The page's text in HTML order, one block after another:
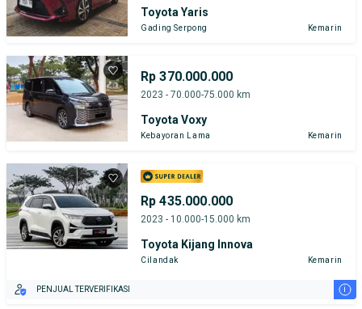
Toyota Yaris
Gading Serpong Kemarin
Rp 370.000.000
2023 - 70.000-75.000 km
Toyota Voxy
Kebayoran Lama Kemarin
Rp 435.000.000
2023 - 10.000-15.000 km
Toyota Kijang Innova
Cilandak Kemarin
PENJUAL TERVERIFIKASI i